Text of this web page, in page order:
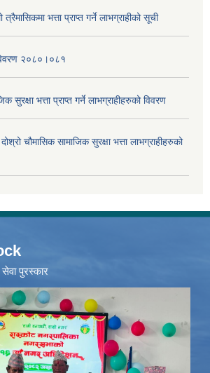
भत्ता प्राप्‍त गर्ने लाभग्राहीको सूची
२०८०।०८१
सुरक्षा भत्ता प्राप्त गर्ने लाभग्राहीहरुको विवरण
चौमासिक सामाजिक सुरक्षा भत्ता लाभग्राहीहरुको
सेवा पुरस्कार